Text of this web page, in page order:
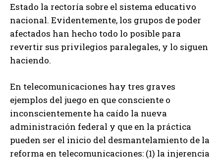
Estado la rectoría sobre el sistema educativo
nacional. Evidentemente, los grupos de poder
afectados han hecho todo lo posible para
revertir sus privilegios paralegales, y lo siguen
haciendo.
En telecomunicaciones hay tres graves
ejemplos del juego en que consciente o
inconscientemente ha caído la nueva
administración federal y que en la práctica
pueden ser el inicio del desmantelamiento de la
reforma en telecomunicaciones: (1) la injerencia